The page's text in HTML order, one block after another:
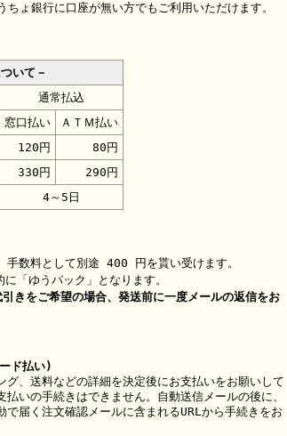
ちょ銀行に口座が無い方でもご利用いただけます。
いて－
通常払込
窓口払い
ＡＴＭ払い
120円
80円
330円
290円
4～5日
手数料として別途 400 円を貰い受けます。
「ゆうパック」となります。
きをご希望の場合、 発送前に一度メールの返信をお
ド払い)
グ、送料などの詳細を決定後にお支払いをお願いして
いの手続きはできません。自動送信メールの後に、
で届く注文確認メールに含まれるURLから手続きをお